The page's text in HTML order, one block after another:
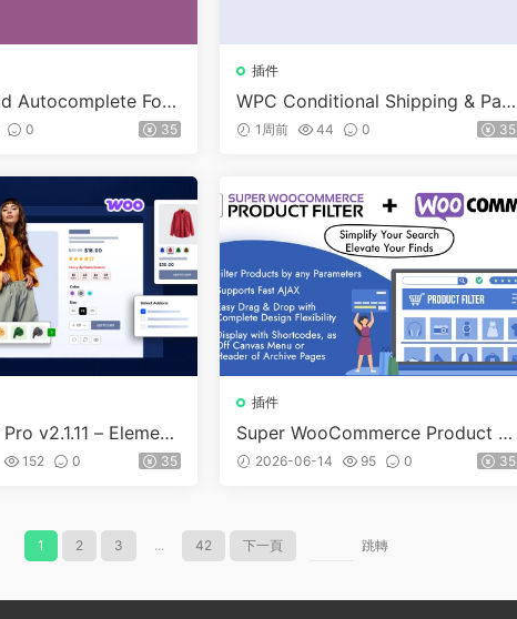
Autocomplete For
v1.3.2
0 35
插件
WPC Conditional Shipping & Pay
ments (Premium) v1.0.2
1周前 44 0 35
v2.1.11 – Element
Builder Addon
152 0 35
插件
Super WooCommerce Product Fil
ter & Shop Builder v1.4.4
2026-06-14 95 0 35
1 2 3 ... 42 下一頁 跳轉